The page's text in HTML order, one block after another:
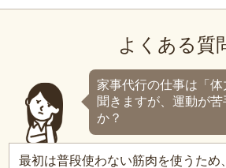
よくある質
家事代行の仕事は「
聞きますが、運動が
か？
最初は普段使わない筋肉を使うため